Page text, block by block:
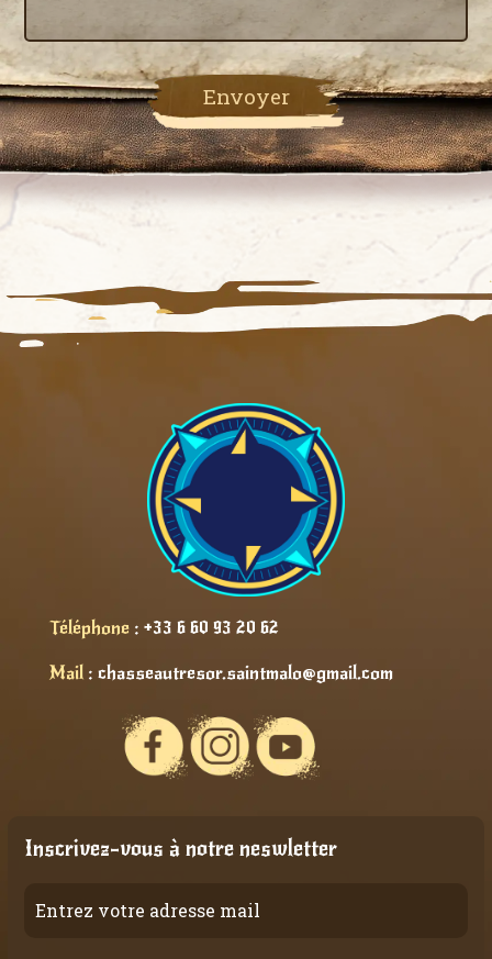
Envoyer
Téléphone: +33 6 60 93 20 62
Mail: chasseautresor.saintmalo@gmail.com
Inscrivez-vous à notre neswletter